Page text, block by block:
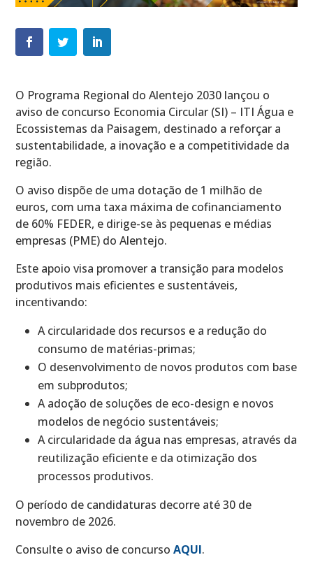
O Programa Regional do Alentejo 2030 lançou o
aviso de concurso Economia Circular (SI) – ITI Água e
Ecossistemas da Paisagem, destinado a reforçar a
sustentabilidade, a inovação e a competitividade da
região.
O aviso dispõe de uma dotação de 1 milhão de
euros, com uma taxa máxima de cofinanciamento
de 60% FEDER, e dirige-se às pequenas e médias
empresas (PME) do Alentejo.
Este apoio visa promover a transição para modelos
produtivos mais eficientes e sustentáveis,
incentivando:
A circularidade dos recursos e a redução do
consumo de matérias-primas;
O desenvolvimento de novos produtos com base
em subprodutos;
A adoção de soluções de eco-design e novos
modelos de negócio sustentáveis;
A circularidade da água nas empresas, através da
reutilização eficiente e da otimização dos
processos produtivos.
O período de candidaturas decorre até 30 de
novembro de 2026.
Consulte o aviso de concursoAQUI.